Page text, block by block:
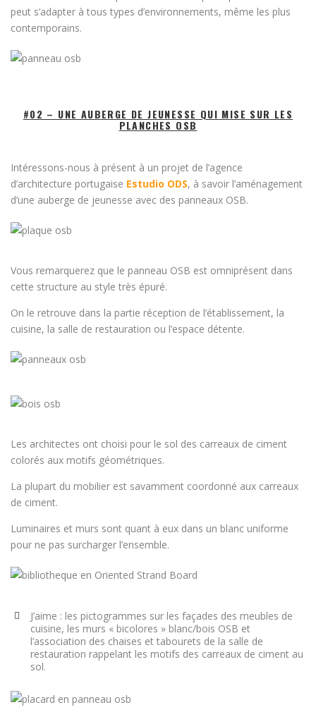
peut s’adapter à tous types d’environnements, même les plus
contemporains.
#02 – UNE AUBERGE DE JEUNESSE QUI MISE SUR LES
PLANCHES OSB
Intéressons-nous à présent à un projet de l’agence
d’architecture portugaise Estudio ODS, à savoir l’aménagement
d’une auberge de jeunesse avec des panneaux OSB.
Vous remarquerez que le panneau OSB est omniprésent dans
cette structure au style très épuré.
On le retrouve dans la partie réception de l’établissement, la
cuisine, la salle de restauration ou l’espace détente.
Les architectes ont choisi pour le sol des carreaux de ciment
colorés aux motifs géométriques.
La plupart du mobilier est savamment coordonné aux carreaux
de ciment.
Luminaires et murs sont quant à eux dans un blanc uniforme
pour ne pas surcharger l’ensemble.
J’aime : les pictogrammes sur les façades des meubles de
cuisine, les murs « bicolores » blanc/bois OSB et
l’association des chaises et tabourets de la salle de
restauration rappelant les motifs des carreaux de ciment au
sol.